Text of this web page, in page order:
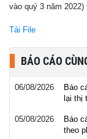
vào quý 3 năm 2022)
Tải File
BÁO CÁO
06/08/2026
Báo
lại thị
05/08/2026
Báo
theo